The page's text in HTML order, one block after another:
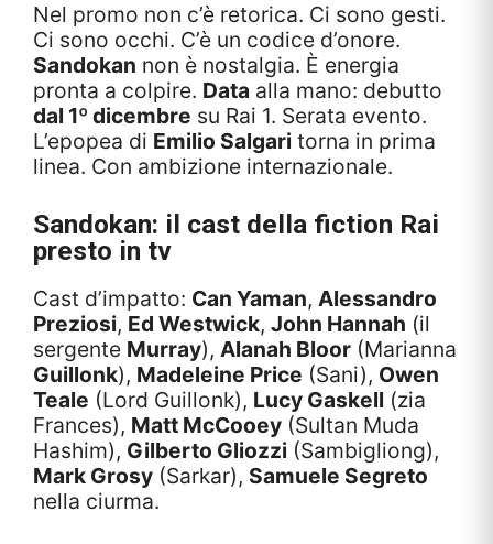
Nel promo non c’è retorica. Ci sono gesti.
Ci sono occhi. C’è un codice d’onore.
Sandokan non è nostalgia. È energia
pronta a colpire. Data alla mano: debutto
dal 1º dicembre su Rai 1. Serata evento.
L’epopea di Emilio Salgari torna in prima
linea. Con ambizione internazionale.
Sandokan: il cast della fiction Rai
presto in tv
Cast d’impatto: Can Yaman, Alessandro
Preziosi, Ed Westwick, John Hannah (il
sergente Murray), Alanah Bloor (Marianna
Guillonk), Madeleine Price (Sani), Owen
Teale (Lord Guillonk), Lucy Gaskell (zia
Frances), Matt McCooey (Sultan Muda
Hashim), Gilberto Gliozzi (Sambigliong),
Mark Grosy (Sarkar), Samuele Segreto
nella ciurma.